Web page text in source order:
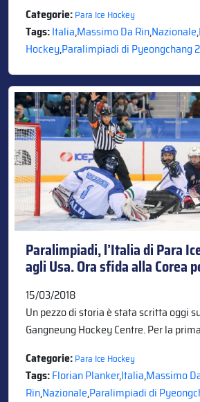
Categorie:Para Ice Hockey
Tags:Italia,Massimo Da Rin,Nazionale,
Hockey,Paralimpiadi di Pyeongchang
Paralimpiadi, l’Italia di Para
agli Usa. Ora sfida alla Corea
15/03/2018
Un pezzo di storia è stata scritta oggi
Gangneung Hockey Centre. Per la
Categorie:Para Ice Hockey
Tags:Florian Planker,Italia,Massimo
Rin,Nazionale,Paralimpiadi di